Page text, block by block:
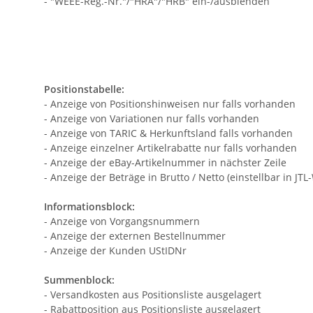
Positionstabelle:
- Anzeige von Positionshinweisen nur falls vorhanden
- Anzeige von Variationen nur falls vorhanden
- Anzeige von TARIC & Herkunftsland falls vorhanden
- Anzeige einzelner Artikelrabatte nur falls vorhanden
- Anzeige der eBay-Artikelnummer in nächster Zeile
- Anzeige der Beträge in Brutto / Netto (einstellbar in JTL-
Informationsblock:
- Anzeige von Vorgangsnummern
- Anzeige der externen Bestellnummer
- Anzeige der Kunden UStIDNr
Summenblock:
- Versandkosten aus Positionsliste ausgelagert
- Rabattposition aus Positionsliste ausgelagert